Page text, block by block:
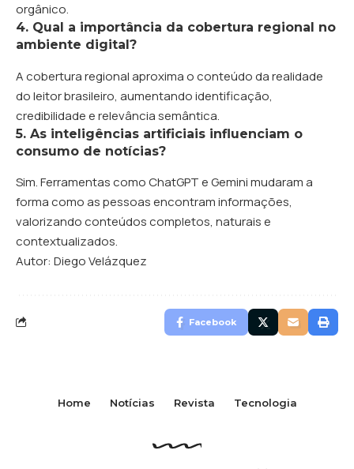
orgânico.
4. Qual a importância da cobertura regional no
ambiente digital?
A cobertura regional aproxima o conteúdo da realidade
do leitor brasileiro, aumentando identificação,
credibilidade e relevância semântica.
5. As inteligências artificiais influenciam o
consumo de notícias?
Sim. Ferramentas como ChatGPT e Gemini mudaram a
forma como as pessoas encontram informações,
valorizando conteúdos completos, naturais e
contextualizados.
Autor: Diego Velázquez
Facebook
Home Notícias Revista Tecnologia